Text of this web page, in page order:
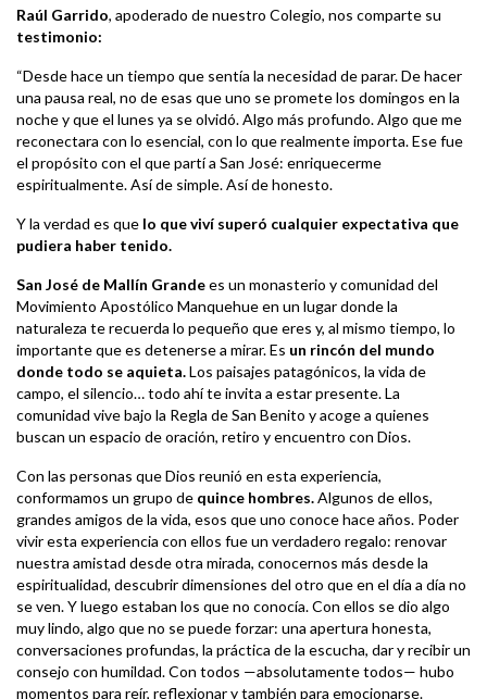
Raúl Garrido, apoderado de nuestro Colegio, nos comparte su
testimonio:
“Desde hace un tiempo que sentía la necesidad de parar. De hacer
una pausa real, no de esas que uno se promete los domingos en la
noche y que el lunes ya se olvidó. Algo más profundo. Algo que me
reconectara con lo esencial, con lo que realmente importa. Ese fue
el propósito con el que partí a San José: enriquecerme
espiritualmente. Así de simple. Así de honesto.
Y la verdad es que lo que viví superó cualquier expectativa que
pudiera haber tenido.
San José de Mallín Grandees un monasterio y comunidad del
Movimiento Apostólico Manquehue en un lugar donde la
naturaleza te recuerda lo pequeño que eres y, al mismo tiempo, lo
importante que es detenerse a mirar. Es un rincón del mundo
donde todo se aquieta.Los paisajes patagónicos, la vida de
campo, el silencio… todo ahí te invita a estar presente. La
comunidad vive bajo la Regla de San Benito y acoge a quienes
buscan un espacio de oración, retiro y encuentro con Dios.
Con las personas que Dios reunió en esta experiencia,
conformamos un grupo de quince hombres.Algunos de ellos,
grandes amigos de la vida, esos que uno conoce hace años. Poder
vivir esta experiencia con ellos fue un verdadero regalo: renovar
nuestra amistad desde otra mirada, conocernos más desde la
espiritualidad, descubrir dimensiones del otro que en el día a día no
se ven. Y luego estaban los que no conocía. Con ellos se dio algo
muy lindo, algo que no se puede forzar: una apertura honesta,
conversaciones profundas, la práctica de la escucha, dar y recibir un
consejo con humildad. Con todos —absolutamente todos— hubo
momentos para reír, reflexionar y también para emocionarse.